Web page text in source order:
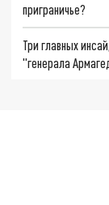
приграничье?
Три главных
"генерала